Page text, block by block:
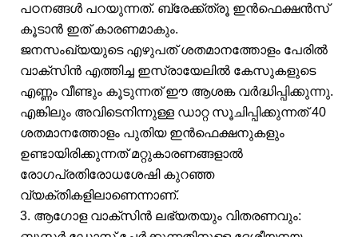
പഠനങ്ങൾ പറയുന്നത്. ബ്രേക്ക്ത്രൂ ഇൻഫെക്ഷൻസ്
കൂടാൻ ഇത് കാരണമാകും.
ജനസംഖ്യയുടെ എഴുപത് ശതമാനത്തോളം പേരിൽ
വാക്‌സിൻ എത്തിച്ച ഇസ്രായേലിൽ കേസുകളുടെ
എണ്ണം വീണ്ടും കൂടുന്നത് ഈ ആശങ്ക വർദ്ധിപ്പിക്കുന്നു.
എങ്കിലും അവിടെനിന്നുള്ള ഡാറ്റ സൂചിപ്പിക്കുന്നത് 40
ശതമാനത്തോളം പുതിയ ഇൻഫെക്ഷനുകളും
ഉണ്ടായിരിക്കുന്നത് മറ്റുകാരണങ്ങളാൽ
രോഗപ്രതിരോധശേഷി കുറഞ്ഞ
വ്യക്തികളിലാണെന്നാണ്.
3. ആഗോള വാക്സിൻ ലഭ്യതയും വിതരണവും: